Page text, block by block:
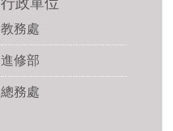
教務處
進修部
總務處